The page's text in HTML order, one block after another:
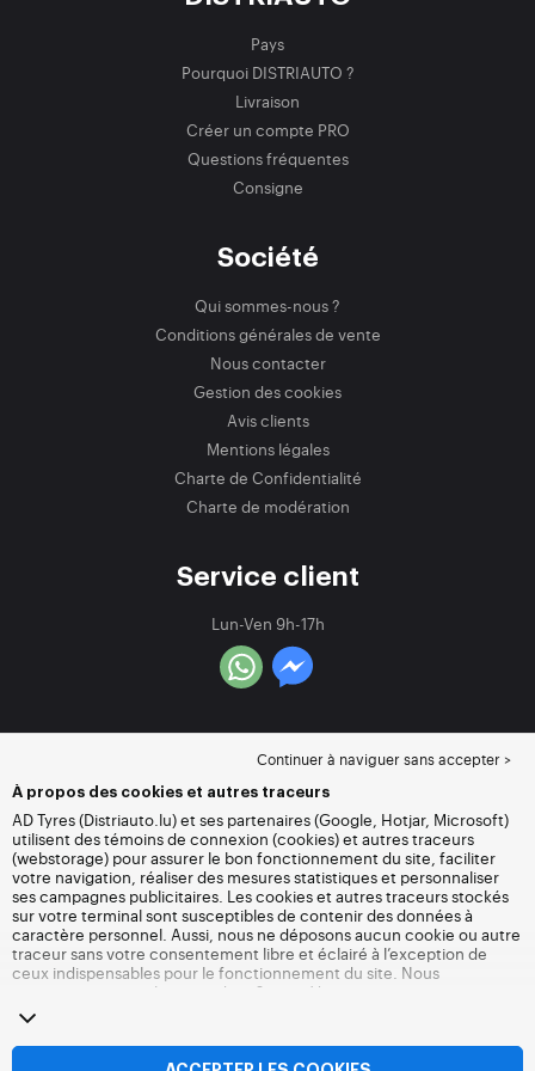
Pays
Pourquoi DISTRIAUTO ?
Livraison
Créer un compte PRO
Questions fréquentes
Consigne
Société
Qui sommes-nous ?
Conditions générales de vente
Nous contacter
Gestion des cookies
Avis clients
Mentions légales
Charte de Confidentialité
Charte de modération
Service client
Lun-Ven 9h-17h
Continuer à naviguer sans accepter >
À propos des cookies et autres traceurs
AD Tyres (Distriauto.lu) et ses partenaires (Google, Hotjar, Microsoft)
utilisent des témoins de connexion (cookies) et autres traceurs
(webstorage) pour assurer le bon fonctionnement du site, faciliter
votre navigation, réaliser des mesures statistiques et personnaliser
ses campagnes publicitaires. Les cookies et autres traceurs stockés
sur votre terminal sont susceptibles de contenir des données à
caractère personnel. Aussi, nous ne déposons aucun cookie ou autre
traceur sans votre consentement libre et éclairé à l’exception de
ceux indispensables pour le fonctionnement du site. Nous
conservons votre choix pendant 6 mois. Vous pouvez retirer votre
consentement à tout moment en vous rendant sur la
autres traceurs
accepter le dépôt de cookies ou autres traceurs. Le refus ne fait pas